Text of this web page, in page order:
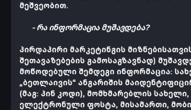
მეშვეობით.
- რა ინფორმაცია მუშავდება?
პირდაპირი მარკეტინგის
შეთავაზებების გამოსაგზავნად)
მოწოდებული შემდეგი ინფორმაცია:
„ბეთლაივის“ ანგარიშის
(მაგ: პინ კოდი), მომხმარებლის სახელი,
ელექტრონული ფოსტა, მისამართი,